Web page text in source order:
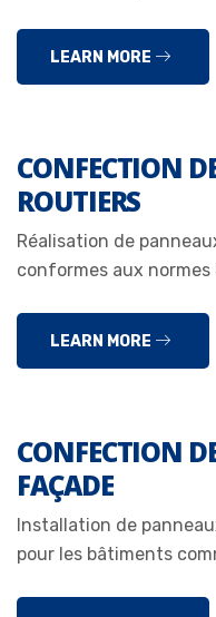
LEARN MORE
CONFECTION
ROUTIERS
Réalisation de
conformes aux normes
LEARN MORE
CONFECTION
FAÇADE
Installation de
pour les bâtiments